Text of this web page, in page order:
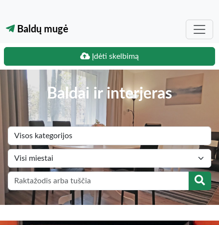
Baldų mugė
Įdėti skelbimą
Baldai ir interjeras